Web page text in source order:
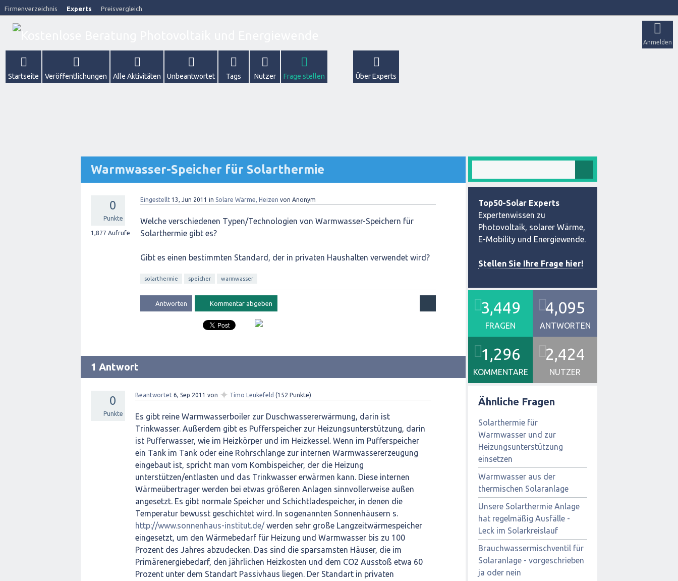
Firmenverzeichnis Experts Preisvergleich
Anmelden
Startseite Veröffentlichungen Alle Aktivitäten Unbeantwortet Tags Nutzer Frage stellen Über Experts
Warmwasser-Speicher für Solarthermie
0
Punkte
1,877 Aufrufe
Eingestellt 13, Jun 2011 in Solare Wärme, Heizen von Anonym
Welche verschiedenen Typen/Technologien von Warmwasser-Speichern für
Solarthermie gibt es?
Gibt es einen bestimmten Standard, der in privaten Haushalten verwendet wird?
solarthermie speicher warmwasser
1 Antwort
0
Punkte
Beantwortet 6, Sep 2011 von ✦ Timo Leukefeld (152 Punkte)
Es gibt reine Warmwasserboiler zur Duschwassererwärmung, darin ist
Trinkwasser. Außerdem gibt es Pufferspeicher zur Heizungsunterstützung, darin
ist Pufferwasser, wie im Heizkörper und im Heizkessel. Wenn im Pufferspeicher
ein Tank im Tank oder eine Rohrschlange zur internen Warmwassererzeugung
eingebaut ist, spricht man vom Kombispeicher, der die Heizung
unterstützen/entlasten und das Trinkwasser erwärmen kann. Diese internen
Wärmeübertrager werden bei etwas größeren Anlagen sinnvollerweise außen
angesetzt. Es gibt normale Speicher und Schichtladespeicher, in denen die
Temperatur bewusst geschichtet wird. In sogenannten Sonnenhäusern s.
http://www.sonnenhaus-institut.de/werden sehr große Langzeitwärmespeicher
eingesetzt, um den Wärmebedarf für Heizung und Warmwasser bis zu 100
Prozent des Jahres abzudecken. Das sind die sparsamsten Häuser, die im
Primärenergiebedarf, den jährlichen Heizkosten und dem CO2 Ausstoß etwa 60
Prozent unter dem Standart Passivhaus liegen. Der Standart in privaten
Top50-Solar Experts
Expertenwissen zu
Photovoltaik, solarer Wärme,
E-Mobility und Energiewende.
Stellen Sie Ihre Frage hier!
3,449
FRAGEN
4,095
ANTWORTEN
1,296
KOMMENTARE
2,424
NUTZER
Ähnliche Fragen
Solarthermie für
Warmwasser und zur
Heizungsunterstützung
einsetzen
Warmwasser aus der
thermischen Solaranlage
Unsere Solarthermie Anlage
hat regelmäßig Ausfälle -
Leck im Solarkreislauf
Brauchwassermischventil für
Solaranlage - vorgeschrieben
ja oder nein